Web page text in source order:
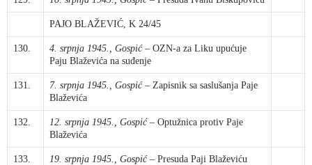
PAJO BLAŽEVIĆ, K 24/45
130. 4. srpnja 1945., Gospić – OZN-a za Liku upućuje
Paju Blaževića na suđenje
131. 7. srpnja 1945., Gospić – Zapisnik sa saslušanja Paje
Blaževića
132. 12. srpnja 1945., Gospić – Optužnica protiv Paje
Blaževića
133. 19. srpnja 1945., Gospić – Presuda Paji Blaževiću